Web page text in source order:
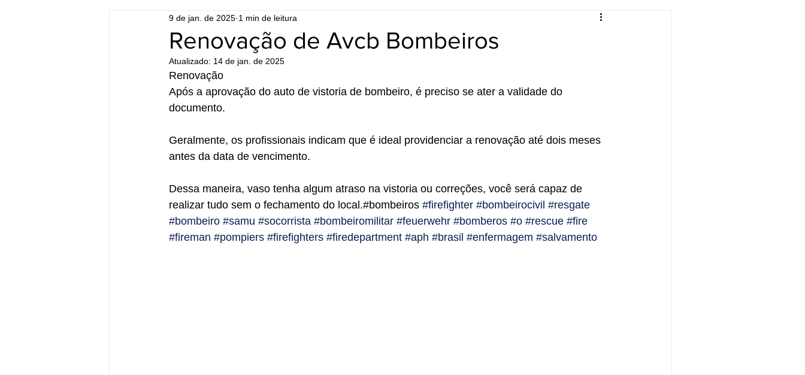
Renovação de Avcb Bombeiros
9 de jan. de 2025 1 min de leitura
Atualizado: 14 de jan. de 2025
Renovação
Após a aprovação do auto de vistoria de bombeiro, é preciso se ater a validade do
documento.
Geralmente, os profissionais indicam que é ideal providenciar a renovação até dois meses
antes da data de vencimento.
Dessa maneira, vaso tenha algum atraso na vistoria ou correções, você será capaz de
realizar tudo sem o fechamento do local.#bombeiros #firefighter #bombeirocivil #resgate
#bombeiro #samu #socorrista #bombeiromilitar #feuerwehr #bomberos #o #rescue #fire
#fireman #pompiers #firefighters #firedepartment #aph #brasil #enfermagem #salvamento